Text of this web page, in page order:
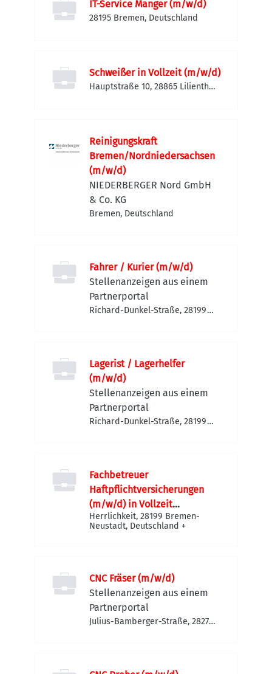
IT-Service Manger (m/w/d)
28195 Bremen, Deutschland
Schweißer in Vollzeit (m/w/d)
Hauptstraße 10, 28865 Lilienthal,
Reinigungskraft
Bremen/Nordniedersachsen
(m/w/d)
NIEDERBERGER Nord GmbH
& Co. KG
Bremen, Deutschland
Fahrer / Kurier (m/w/d)
Stellenanzeigen aus einem
Partnerportal
Richard-Dunkel-Straße, 28199
Lagerist / Lagerhelfer
(m/w/d)
Stellenanzeigen aus einem
Partnerportal
Richard-Dunkel-Straße, 28199
Fachbetreuer
Haftpflichtversicherungen
(m/w/d) in Vollzeit
(40h/Woche)
Herrlichkeit, 28199 Bremen-
Neustadt, Deutschland +
CNC Fräser (m/w/d)
Stellenanzeigen aus einem
Partnerportal
Julius-Bamberger-Straße, 28279